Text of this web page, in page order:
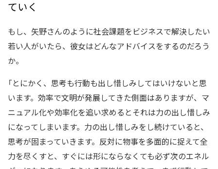
ていく
もし、矢野さんのように社会課題をビジネスで解決したい
若い人がいたら、彼女はどんなアドバイスをするのだろう
か。
「とにかく、思考も行動も出し惜しみしてはいけないと思
います。効率で文明が発展してきた側面はありますが、マ
ニュアル化や効率化を追い求めるとそれは力の出し惜しみ
になってしまいます。力の出し惜しみをし続けていると、
思考が固まっていきます。反対に物事を多面的に捉えて全
力を尽くすと、すぐには形にならなくても必ず次のエネル